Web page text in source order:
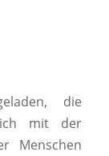
die
mit der
Menschen